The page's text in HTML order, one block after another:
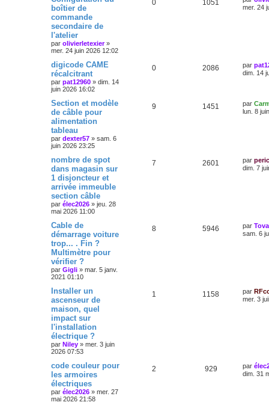
boîtier de
commande
secondaire de
l'atelier
par olivierletexier»
mer. 24 juin 2026 12:02
0 1051
mer. 24
digicode CAME
récalcitrant
par pat12960 » dim. 14
juin 2026 16:02
0 2086 par
dim. 14
Section et modèle
de câble pour
alimentation
tableau
par dexter57 » sam. 6
juin 2026 23:25
9 1451 par
lun. 8
nombre de spot
dans magasin sur
1 disjoncteur et
arrivée immeuble
section câble
par élec2026 » jeu. 28
mai 2026 11:00
7 2601 par
dim. 7
Cable de
démarrage voiture
trop... . Fin ?
Multimètre pour
vérifier ?
par Gigli » mar. 5 janv.
2021 01:10
8 5946 par
sam. 6
Installer un
ascenseur de
maison, quel
impact sur
l'installation
électrique ?
par Niley » mer. 3 juin
2026 07:53
1 1158 par
mer. 3
code couleur pour
les armoires
électriques
par élec2026 » mer. 27
mai 2026 21:58
2 929 par
dim. 31